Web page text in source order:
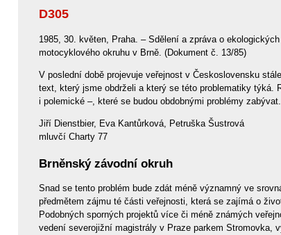
D305
1985, 30. květen, Praha. – Sdělení a zpráva o
motocyklového okruhu v Brně. (Dokument č. 13/85)
V poslední době projevuje veřejnost v Československu
text, který jsme obdrželi a který se této problematiky týká.
i polemické –, které se budou obdobnými problémy zabývat.
Jiří Dienstbier, Eva Kantůrková, Petruška Šustrová
mluvčí Charty 77
Brněnský závodní okruh
Snad se tento problém bude zdát méně významný ve
předmětem zájmu té části veřejnosti, která se zajímá o
Podobných sporných projektů více či méně známých
vedení severojižní magistrály v Praze parkem Stromovka,